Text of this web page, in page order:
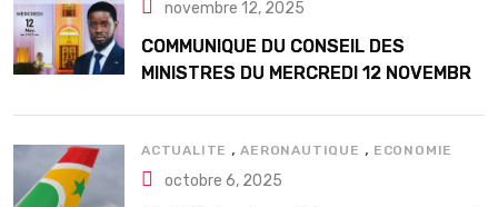
novembre 12, 2025
COMMUNIQUE DU CONSEIL DES
MINISTRES DU MERCREDI 12 NOVEMBRE
ACTUALITE ,AERONAUTIQUE , ECONOMIE
octobre 6, 2025